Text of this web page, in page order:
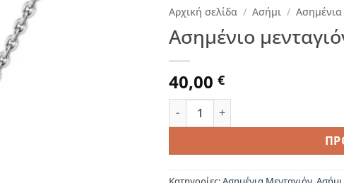
Αρχική σελίδα / Ασήμι /
Ασημένιο
40,00 €
Ασημένιο μενταγιόν "sparkling